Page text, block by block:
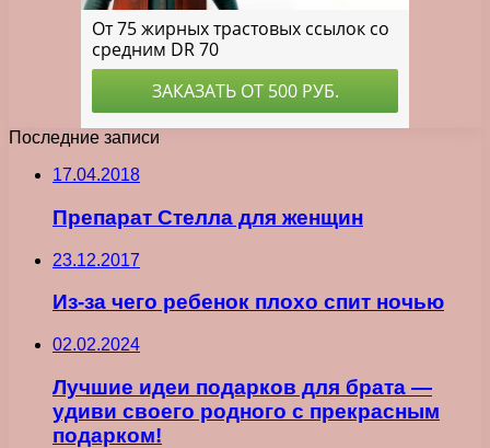
Последние записи
17.04.2018
Препарат Стелла для женщин
23.12.2017
Из-за чего ребенок плохо спит ночью
02.02.2024
Лучшие идеи подарков для брата —
удиви своего родного с прекрасным
подарком!